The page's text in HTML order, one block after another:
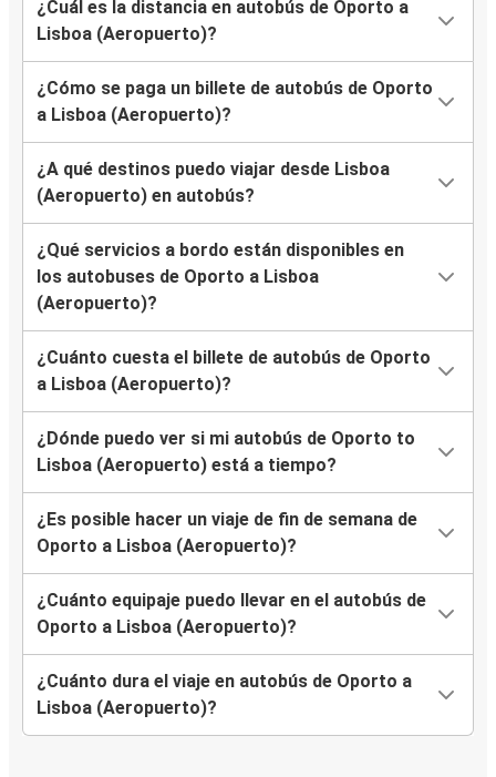
¿Cuál es la distancia en autobús de Oporto a
Lisboa (Aeropuerto)?
¿Cómo se paga un billete de autobús de Oporto
a Lisboa (Aeropuerto)?
¿A qué destinos puedo viajar desde Lisboa
(Aeropuerto) en autobús?
¿Qué servicios a bordo están disponibles en
los autobuses de Oporto a Lisboa
(Aeropuerto)?
¿Cuánto cuesta el billete de autobús de Oporto
a Lisboa (Aeropuerto)?
¿Dónde puedo ver si mi autobús de Oporto to
Lisboa (Aeropuerto) está a tiempo?
¿Es posible hacer un viaje de fin de semana de
Oporto a Lisboa (Aeropuerto)?
¿Cuánto equipaje puedo llevar en el autobús de
Oporto a Lisboa (Aeropuerto)?
¿Cuánto dura el viaje en autobús de Oporto a
Lisboa (Aeropuerto)?